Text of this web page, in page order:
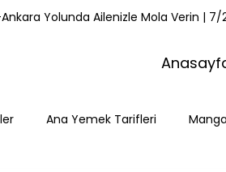
Yolunda Ailenizle Mola Verin | 7/
Ana Yemek Tarifleri